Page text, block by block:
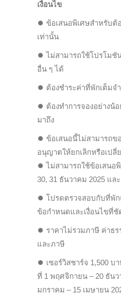
เงื่อนไข
⏺ ข้อเสนอพิเศษสำหรับต้
เท่านั้น
⏺ไม่สามารถใช้โปรโม
อื่น ๆ ได้
⏺ ต้องชำระค่าที่พักเต็มจ
⏺ ต้องทำการจองอย่างน้
มาถึง
⏺ ข้อเสนอนี้ไม่สามารถข
อนุญาตให้ยกเลิกหรือเปลี่
⏺ไม่สามารถใช้ข้อเสนอ
30, 31 ธันวาคม 2025 แล
⏺ โปรดตรวจสอบกับที่พั
ข้อกำหนดและเงื่อนไขที่ชั
⏺ ราคาไม่รวมภาษี ค่าธ
และภาษี
⏺ เซอร์วิสชาร์จ 1,500 บ
ที่ 1 พฤศจิกายน – 20 ธันว
มกราคม – 15 เมษายน